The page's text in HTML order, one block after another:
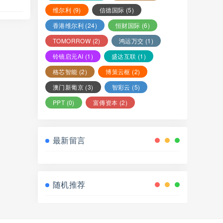
维尔利 (9) 信德国际 (5)
香港维尔利 (24) 恒财国际 (6)
TOMORROW (2) 鸿运万交 (1)
铃镜启元AI (1) 盛达互联 (1)
格芯智能 (2) 博策云枢 (2)
澳门新葡京 (3) 智彩云 (5)
PPT (0) 富傳资本 (2)
最新留言
随机推荐